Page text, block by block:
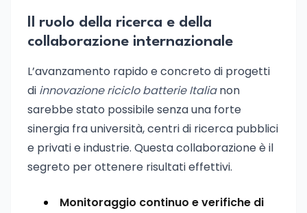
Il ruolo della ricerca e della
collaborazione internazionale
L’avanzamento rapido e concreto di progetti
di innovazione riciclo batterie Italianon
sarebbe stato possibile senza una forte
sinergia fra università, centri di ricerca pubblici
e privati e industrie. Questa collaborazione è il
segreto per ottenere risultati effettivi.
Monitoraggio continuo e verifiche di